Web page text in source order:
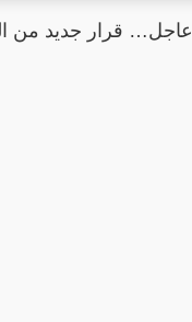
عاجل… قرار جديد من